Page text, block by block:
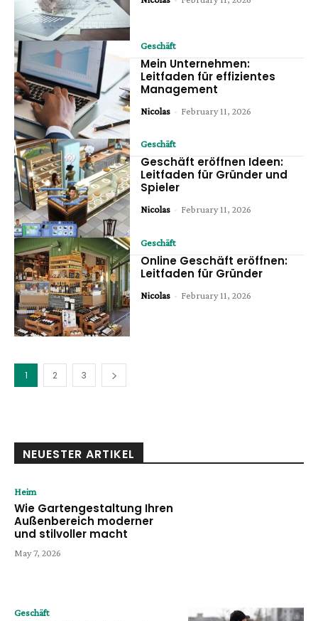
Geschäft
Mein Unternehmen:
Leitfaden für effizientes
Management
Nicolas - February 11, 2026
Geschäft
Geschäft eröffnen Ideen:
Leitfaden für Gründer und
Spieler
Nicolas - February 11, 2026
Geschäft
Online Geschäft eröffnen:
Leitfaden für Gründer
Nicolas - February 11, 2026
1 2 3
NEUESTER ARTIKEL
Heim
Wie Gartengestaltung Ihren
Außenbereich moderner
und stilvoller macht
May 7, 2026
Geschäft